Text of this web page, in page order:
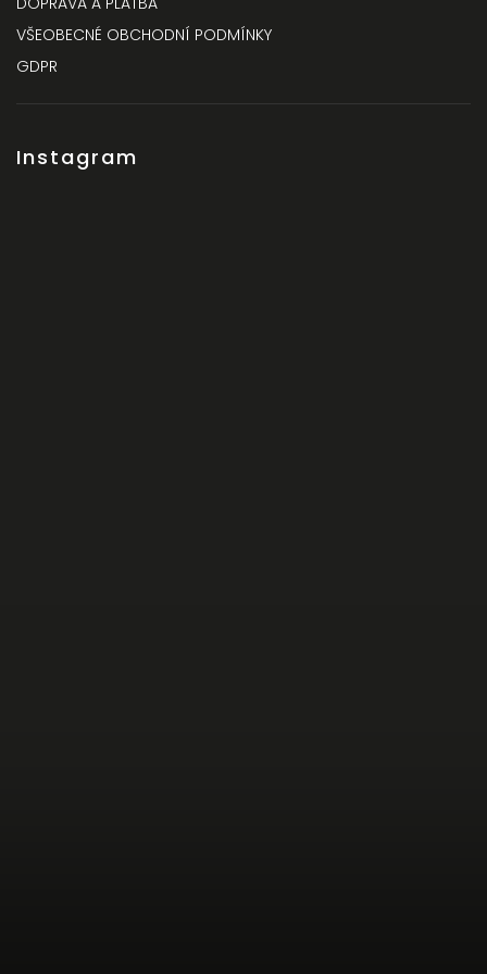
VŠEOBECNÉ OBCHODNÍ PODMÍNKY
GDPR
Instagram